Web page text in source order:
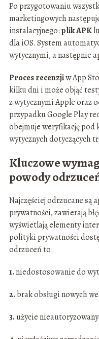
Po przygotowaniu
marketingowych
instalacyjnego:plik APK
dla iOS. System
wytycznymi, a następnie
Proces recenzjiw App
kilku dni i może objąć
z wytycznymi Apple oraz
przypadku Google Play
obejmuje weryfikację pod
wytycznych dotyczących
Kluczowe
powody
Najczęściej odrzucane są
prywatności, zawierają
wyświetlają elementy
polityki prywatności
odrzuceń to:
1. niedostosowanie do
2. brak obsługi nowych
3. użycie